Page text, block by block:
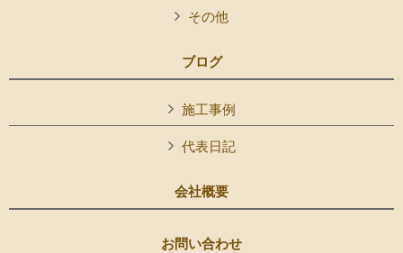
その他
ブログ
施工事例
代表日記
会社概要
お問い合わせ